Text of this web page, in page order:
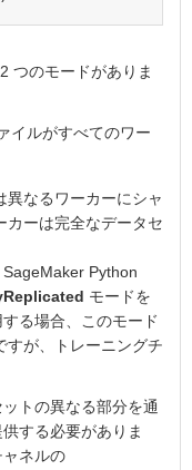
つのモードがありま
イルがすべてのワー
異なるワーカーにシャ
カーは完全なデータセ
Python
モードを
る場合、このモード
すが、トレーニングチ
トの異なる部分を通
する必要がありま
ネルの